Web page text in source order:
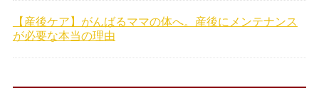
【産後ケア】がんばるママの体へ。産後にメンテナンス
が必要な本当の理由